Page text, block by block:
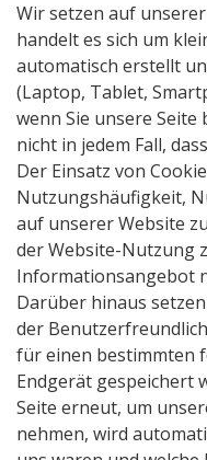
Wir setzen auf
handelt es sich um
automatisch erstellt
(Laptop, Tablet,
wenn Sie unsere Seite
nicht in jedem Fall,
Der Einsatz von
Nutzungshäufigkeit,
auf unserer Website
der Website-Nutzung
Informationsangebot
Darüber hinaus
der
für einen bestimmten
Endgerät gespeichert
Seite erneut, um
nehmen, wird